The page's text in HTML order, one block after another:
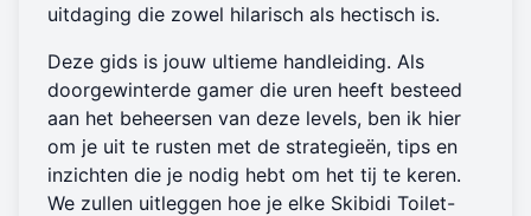
uitdaging die zowel hilarisch als hectisch is.
Deze gids is jouw ultieme handleiding. Als
doorgewinterde gamer die uren heeft besteed
aan het beheersen van deze levels, ben ik hier
om je uit te rusten met de strategieën, tips en
inzichten die je nodig hebt om het tij te keren.
We zullen uitleggen hoe je elke Skibidi Toilet-